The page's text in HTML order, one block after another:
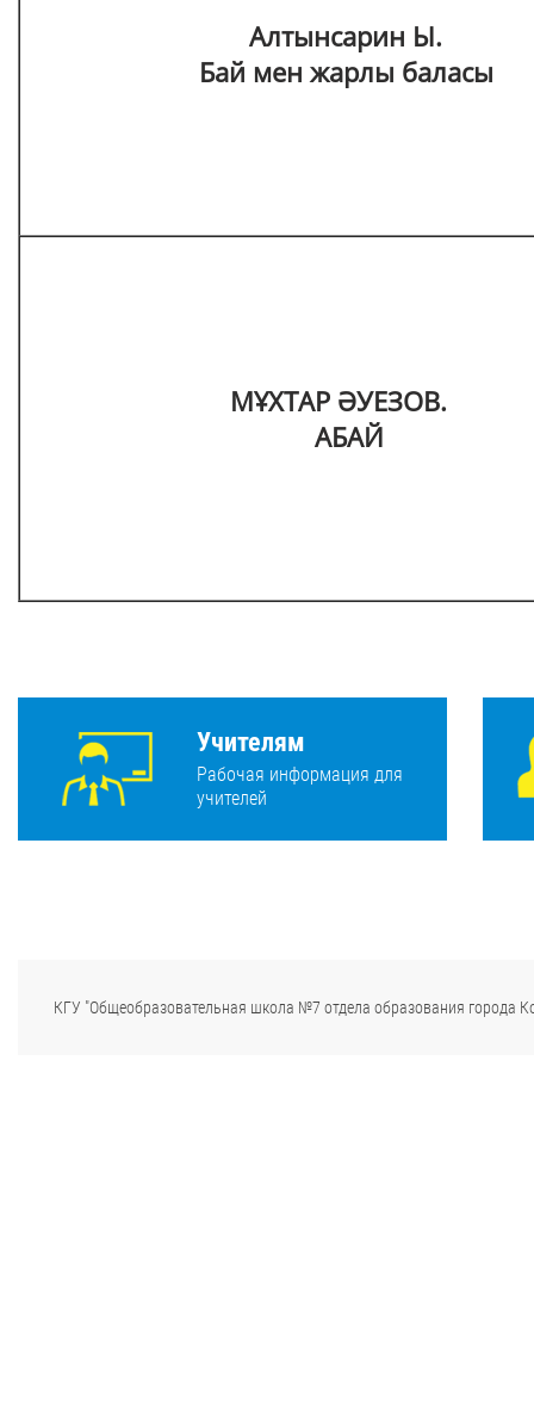
Алтынсарин Ы.
Бай мен жарлы баласы
МҰХТАР ӘУЕЗОВ.
АБАЙ
Учителям
Рабочая информация для
учителей
КГУ "Общеобразовательная школа №7 отдела образования города